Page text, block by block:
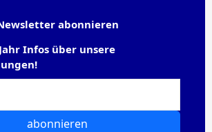
abonnieren
Infos über unsere
abonnieren